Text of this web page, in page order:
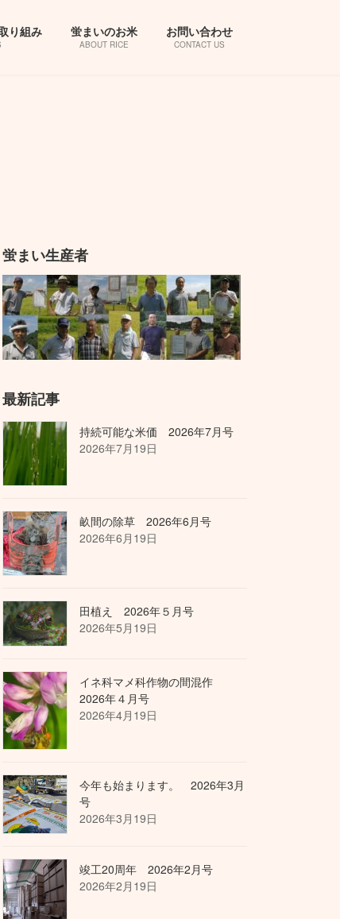
り組み 蛍まいのお米
ABOUT RICE
お問い合わせ
CONTACT US
蛍まい生産者
最新記事
持続可能な米価 2026年7月号
2026年7月19日
畝間の除草 2026年6月号
2026年6月19日
田植え 2026年５月号
2026年5月19日
イネ科マメ科作物の間混作
2026年４月号
2026年4月19日
今年も始まります。 2026年3月
号
2026年3月19日
竣工20周年 2026年2月号
2026年2月19日